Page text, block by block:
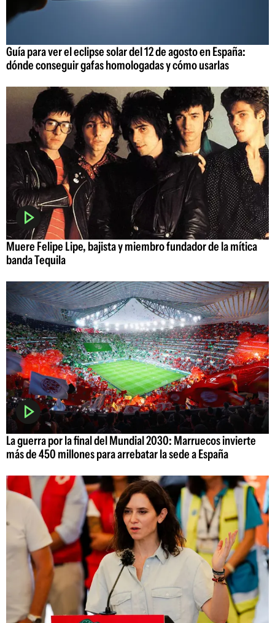
Guía para ver el eclipse solar del 12 de agosto en España:
dónde conseguir gafas homologadas y cómo usarlas
Muere Felipe Lipe, bajista y miembro fundador de la mítica
banda Tequila
La guerra por la final del Mundial 2030: Marruecos invierte
más de 450 millones para arrebatar la sede a España